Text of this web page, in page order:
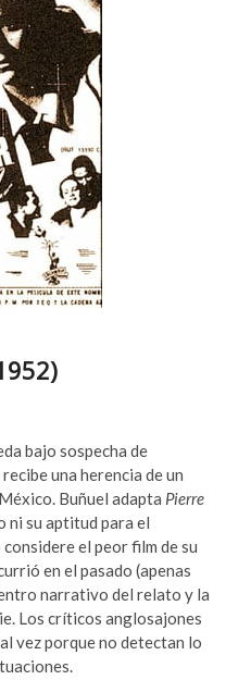
bajo sospecha de
una herencia de un
Buñuel adapta Pierre
ni su aptitud para el
el peor film de su
en el pasado (apenas
narrativo del relato y la
Los críticos anglosajones
vez porque no detectan lo